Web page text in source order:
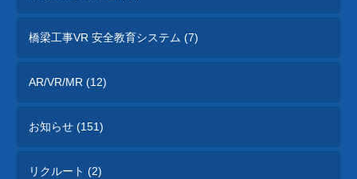
橋梁工事VR 安全教育システム (7)
AR/VR/MR (12)
お知らせ (151)
リクルート (2)